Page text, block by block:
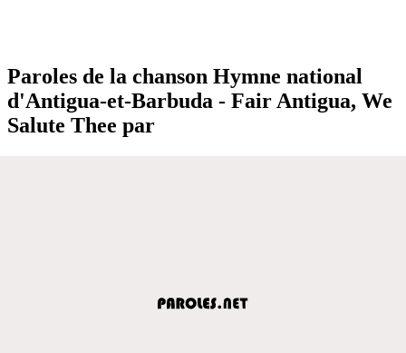
Paroles de la chanson Hymne national
d'Antigua-et-Barbuda - Fair Antigua, We
Salute Thee par